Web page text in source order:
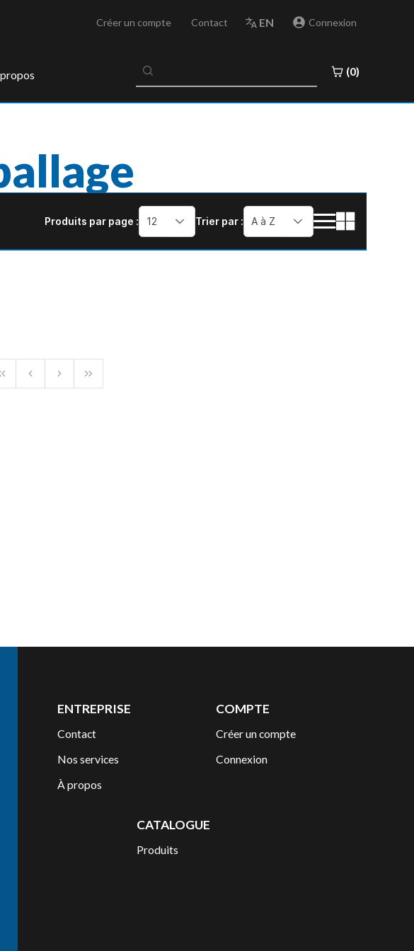
Créer un compte Contact EN Connexion
results
(0)
Produits par page : 12 Trier par : A à Z
ENTREPRISE
Contact
Nos services
À propos
COMPTE
Créer un compte
Connexion
CATALOGUE
Produits